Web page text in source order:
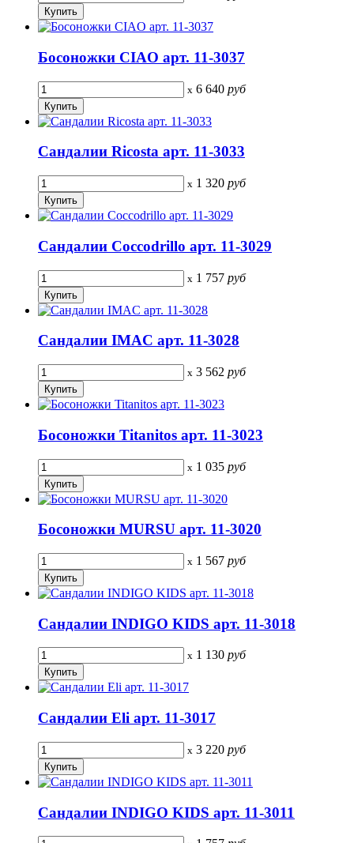
Босоножки CIAO арт. 11-3037
x 6 640 руб
Сандалии Ricosta арт. 11-3033
x 1 320 руб
Сандалии Coccodrillo арт. 11-3029
x 1 757 руб
Сандалии IMAC арт. 11-3028
x 3 562 руб
Босоножки Titanitos арт. 11-3023
x 1 035 руб
Босоножки MURSU арт. 11-3020
x 1 567 руб
Сандалии INDIGO KIDS арт. 11-3018
x 1 130 руб
Сандалии Eli арт. 11-3017
x 3 220 руб
Сандалии INDIGO KIDS арт. 11-3011